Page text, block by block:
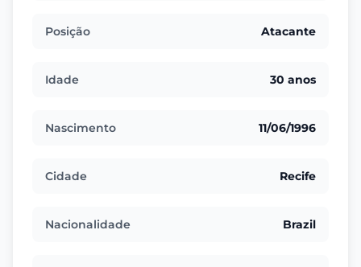
Posição Atacante
Idade 30 anos
Nascimento 11/06/1996
Cidade Recife
Nacionalidade Brazil